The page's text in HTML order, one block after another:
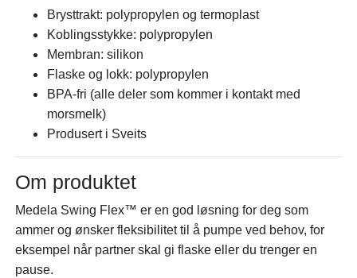
Brysttrakt: polypropylen og termoplast
Koblingsstykke: polypropylen
Membran: silikon
Flaske og lokk: polypropylen
BPA-fri (alle deler som kommer i kontakt med
morsmelk)
Produsert i Sveits
Om produktet
Medela Swing Flex™ er en god løsning for deg som
ammer og ønsker fleksibilitet til å pumpe ved behov, for
eksempel når partner skal gi flaske eller du trenger en
pause.